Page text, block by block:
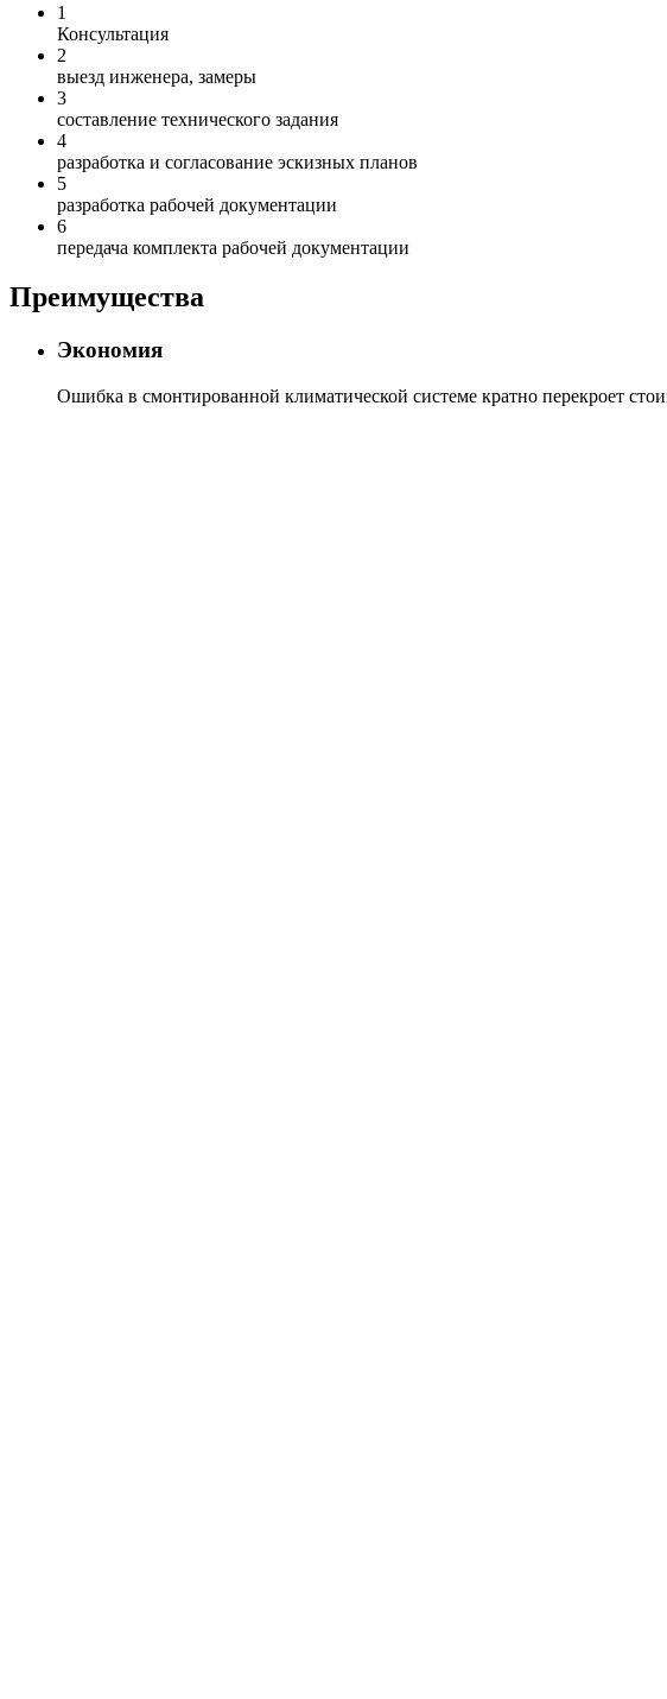
1
Консультация
2
выезд инженера, замеры
3
составление технического задания
4
разработка и согласование эскизных планов
5
разработка рабочей документации
6
передача комплекта рабочей документации
Преимущества
Экономия
Ошибка в смонтированной климатической системе кратно перекроет